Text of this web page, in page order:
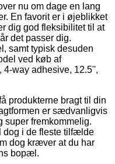
nu om dage en lang
En favorit er i øjeblikket
dig god fleksibilitet til at
det passer dig.
samt typisk desuden
ved køb af
way adhesive, 12.5'',
produkterne bragt til din
er sædvanligvis
super fremkommelig.
dog i de fleste tilfælde
dog kræver at du har
bopæl.